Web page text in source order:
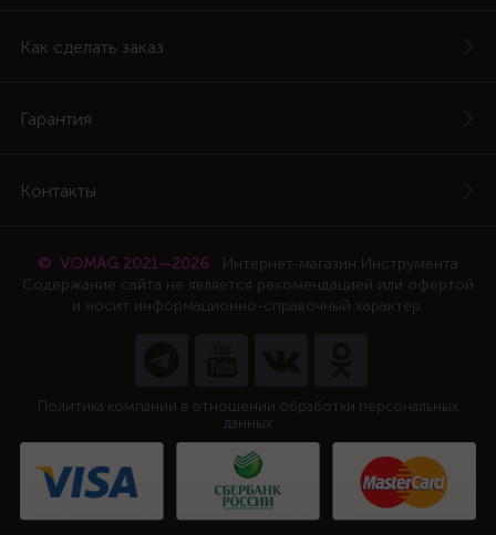
Как сделать заказ
Гарантия
Контакты
© VOMAG 2021—2026
Интернет-магазин Инструмента
Содержание сайта не является рекомендацией или офертой
и носит информационно-справочный характер.
Политика компании в отношении обработки персональных
данных